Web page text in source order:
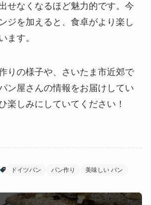
せなくなるほど魅力的です。今
ジを加えると、食卓がより楽し
ます。
りの様子や、さいたま市近郊で
ン屋さんの情報をお届けしてい
楽しみにしていてください！
ドイツパン パン作り 美味しい パン